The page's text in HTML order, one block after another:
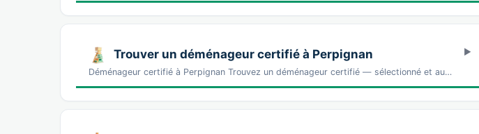
Trouver un déménageur certifié à Perpignan
Déménageur certifié à Perpignan Trouvez un déménageur certifié — sélectionné et au…